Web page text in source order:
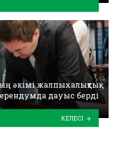
әкімі жалпыхалықтық
дауыс берді
КЕЛЕСІ